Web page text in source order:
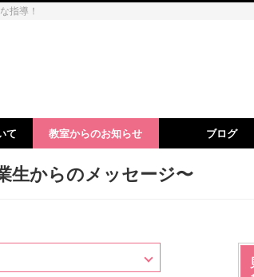
指導！
て 教室からのお知らせ ブログ
生からのメッセージ〜